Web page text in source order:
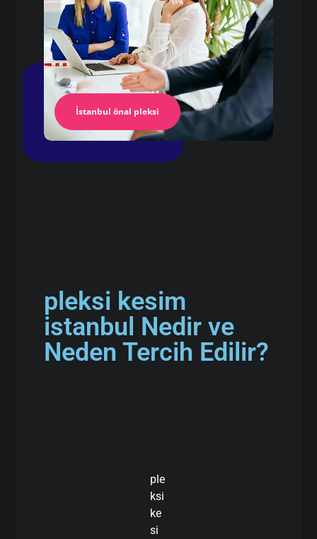
İstanbul önal pleksi
pleksi kesim
istanbul Nedir ve
Neden Tercih Edilir?
ple
ksi
ke
si